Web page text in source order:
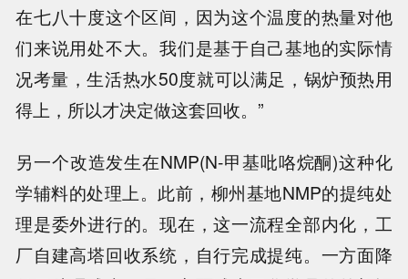
在七八十度这个区间，因为这个温度的热量对他
们来说用处不大。我们是基于自己基地的实际情
况考量，生活热水50度就可以满足，锅炉预热用
得上，所以才决定做这套回收。”
另一个改造发生在NMP(N-甲基吡咯烷酮)这种化
学辅料的处理上。此前，柳州基地NMP的提纯处
理是委外进行的。现在，这一流程全部内化，工
厂自建高塔回收系统，自行完成提纯。一方面降